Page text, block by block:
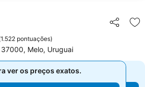
Partilhar
1.522 pontuações)
Melo, Uruguai
ver os preços exatos.
ver os preços exatos.